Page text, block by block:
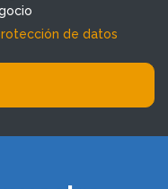
de datos